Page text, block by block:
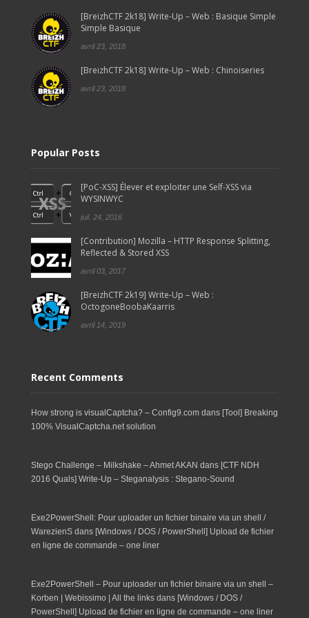
[BreizhCTF 2k18] Write-Up – Web : Basique Simple
Simple Basique
avril 23, 2018
[BreizhCTF 2k18] Write-Up – Web : Chinoiseries
avril 23, 2018
Popular Posts
[PoC-XSS] Élever et exploiter une Self-XSS via
WYSINWYC
juil. 24, 2016
[Contribution] Mozilla – HTTP Response Splitting,
Reflected & Stored XSS
avril 03, 2017
[BreizhCTF 2k19] Write-Up – Web :
OctogoneBoobaKaarris
avril 14, 2019
Recent Comments
How strong is visualCaptcha? – Config9.com dans [Tool] Breaking
100% VisualCaptcha.net solution
Stego Challenge – Milkshake – Ahmet AKAN dans [CTF NDH
2016 Quals] Write-Up – Steganalysis : Stegano-Sound
Exe2PowerShell: Pour uploader un fichier binaire via un shell /
WarezienS dans [Windows / DOS / PowerShell] Upload de fichier
en ligne de commande – one liner
Exe2PowerShell – Pour uploader un fichier binaire via un shell –
Korben | Webissimo | All the links dans [Windows / DOS /
PowerShell] Upload de fichier en ligne de commande – one liner